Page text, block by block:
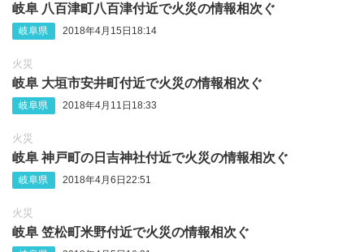
岐阜 八百津町八百津付近で火災の情報相次ぐ
岐阜県 2018年4月15日18:14
火災
岐阜 大垣市安井町付近で火災の情報相次ぐ
岐阜県 2018年4月11日18:33
火災
岐阜 神戸町の日吉神社付近で火災の情報相次ぐ
岐阜県 2018年4月6日22:51
火災
岐阜 笠松町米野付近で火災の情報相次ぐ